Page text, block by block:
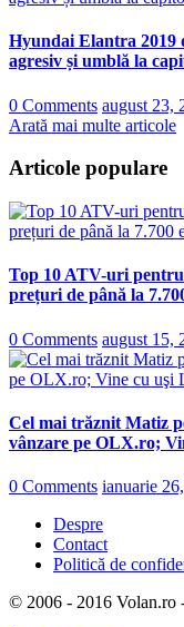
Hyundai Elantra 2019
agresiv și umblă la
0 Comments august 23,
Arată mai multe articole
Articole populare
Top 10 ATV-uri
prețuri de până la
0 Comments august 15,
Cel mai trăznit Matiz
vânzare pe OLX.ro;
0 Comments ianuarie
Despre
Contact
Politică de
© 2006 - 2016 Volan.ro